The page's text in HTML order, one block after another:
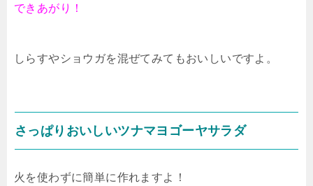
できあがり！
しらすやショウガを混ぜてみてもおいしいですよ。
さっぱりおいしいツナマヨゴーヤサラダ
火を使わずに簡単に作れますよ！